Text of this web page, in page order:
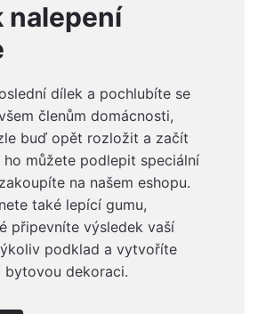
nalepení
dílek a pochlubíte se
členům domácnosti,
buď opět rozložit a začít
ho můžete podlepit speciální
na našem eshopu.
také lepící gumu,
připevníte výsledek vaší
podklad a vytvoříte
dekoraci.